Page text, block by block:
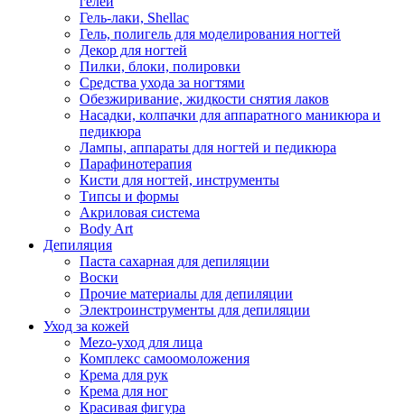
Гель-лаки, Shellac
Гель, полигель для моделирования ногтей
Декор для ногтей
Пилки, блоки, полировки
Средства ухода за ногтями
Обезжиривание, жидкости снятия лаков
Насадки, колпачки для аппаратного маникюра и
педикюра
Лампы, аппараты для ногтей и педикюра
Парафинотерапия
Кисти для ногтей, инструменты
Типсы и формы
Акриловая система
Body Art
Депиляция
Паста сахарная для депиляции
Воски
Прочие материалы для депиляции
Электроинструменты для депиляции
Уход за кожей
Mezo-уход для лица
Комплекс самоомоложения
Крема для рук
Крема для ног
Красивая фигура